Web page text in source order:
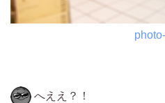
へええ？！